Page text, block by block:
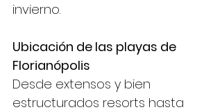
invierno.
Ubicación de las playas de
Florianópolis
Desde extensos y bien
estructurados resorts hasta